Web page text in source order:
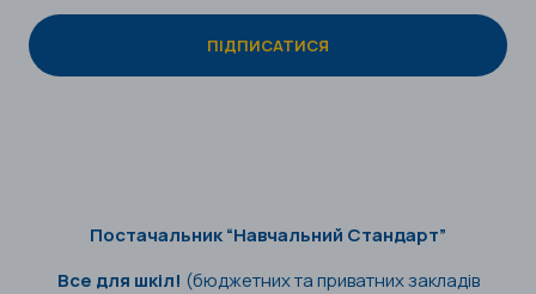
Постачальник “Навчальний Стандарт”
Все для шкіл! (бюджетних та приватних закладів